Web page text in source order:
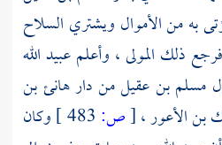
به من الأموال ويشتري السلاح
ذلك المولى ، وأعلمعبيد الله
مسلم بن عقيلمن دارهانئ بن
بن الأعور،[ص:
وكان